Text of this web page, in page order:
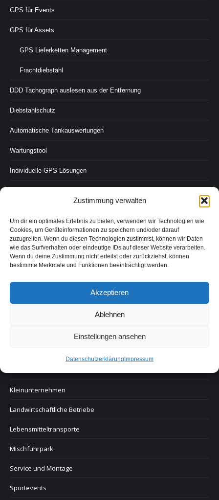
Zustimmung verwalten
Um dir ein optimales Erlebnis zu bieten, verwenden wir Technologien wie
Cookies, um Geräteinformationen zu speichern und/oder darauf
zuzugreifen. Wenn du diesen Technologien zustimmst, können wir Daten
wie das Surfverhalten oder eindeutige IDs auf dieser Website verarbeiten.
Wenn du deine Zustimmung nicht erteilst oder zurückziehst, können
bestimmte Merkmale und Funktionen beeinträchtigt werden.
Akzeptieren
Ablehnen
Einstellungen ansehen
DatenschutzerklärungImpressum
GPS für Events
GPS für Assets
GPS Lieferketten Management
Frachtdiebstahl
DDD Tachograph auslesen aus der Entfernung
Diebstahlschutz
Automatische Tankauswertungen
Wartungstool
Individuelle GPS Lösungen
Software/Funktionen
Sector solutions
Kleinunternehmen
Landwirtschaftliche Betriebe
Lebensmitteltransporte
Mischfuhrpark
Service und Montage
Sportevents